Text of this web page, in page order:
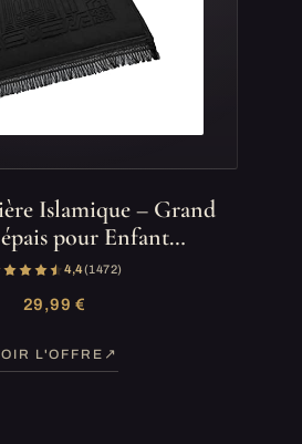
Islamique – Grand
épais pour Enfant…
4,4(1 472)
29,99 €
L'OFFRE